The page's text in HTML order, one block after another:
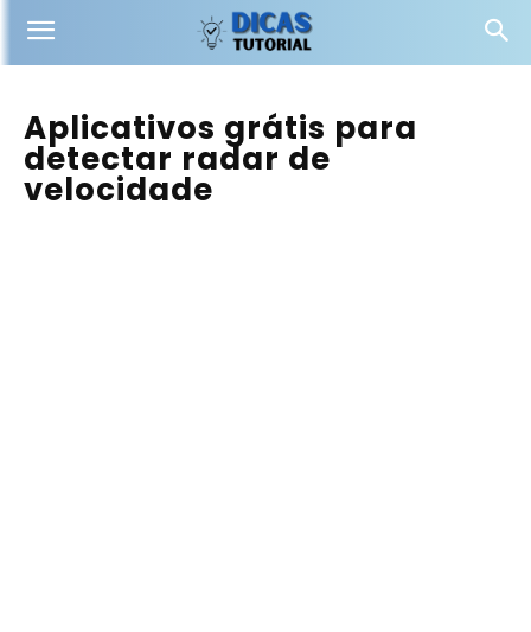
Aplicativos grátis para
detectar radar de
velocidade